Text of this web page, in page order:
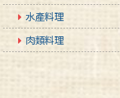
水產料理
肉類料理